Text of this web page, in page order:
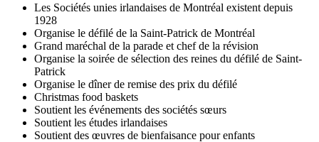
Les Sociétés unies irlandaises de Montréal existent depuis
1928
Organise le défilé de la Saint-Patrick de Montréal
Grand maréchal de la parade et chef de la révision
Organise la soirée de sélection des reines du défilé de Saint-
Patrick
Organise le dîner de remise des prix du défilé
Christmas food baskets
Soutient les événements des sociétés sœurs
Soutient les études irlandaises
Soutient des œuvres de bienfaisance pour enfants